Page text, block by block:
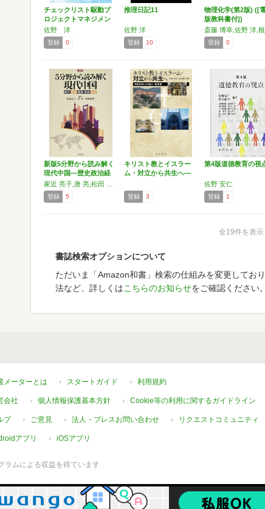
チェックリスト駆動プ
ロジェクトマネジメン
ト:…
佐野 洋
登録 0
推理日記11
佐野 洋
登録 10
物理化学(第2版) ([
版教科書付])
登録 0
新版5分野から読み解く
現代中国―歴史政治経
済…
登録 5
キリスト教とイスラー
ム・対立から共生へ―
登録 3
第4版道徳教育の視
佐野 安仁
登録 1
全19件を表示
書誌検索オプションについて
ただいま「Amazon和書」検索の仕組みを変更してお
法など、詳しくはこちらのお知らせをご確認ください。
メーターとは スタートガイド 利用規約
会社 個人情報保護基本方針 Cookie等の利用に関するガイドライン
プ ご意見 法人・プレスお問い合わせ リクエストコミュニティ
アプリ iOSアプリ
ラムによる収益を得ています